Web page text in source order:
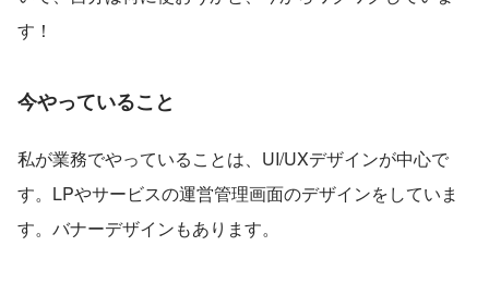
す！
今やっていること
私が業務でやっていることは、UI/UXデザインが中心で
す。LPやサービスの運営管理画面のデザインをしていま
す。バナーデザインもあります。